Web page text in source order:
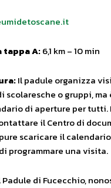
tappa A:6,1 km – 10 min
Il padule organizza
scolaresche o gruppi,
di aperture per tutti.
il Centro di
scaricare il
programmare una visita.
Padule di Fucecchio,